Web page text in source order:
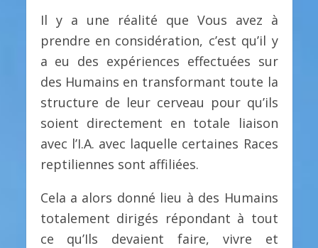
Il y a une réalité que Vous avez à
prendre en considération, c’est qu’il y
a eu des expériences effectuées sur
des Humains en transformant toute la
structure de leur cerveau pour qu’ils
soient directement en totale liaison
avec l’I.A. avec laquelle certaines Races
reptiliennes sont affiliées.
Cela a alors donné lieu à des Humains
totalement dirigés répondant à tout
ce qu’Ils devaient faire, vivre et